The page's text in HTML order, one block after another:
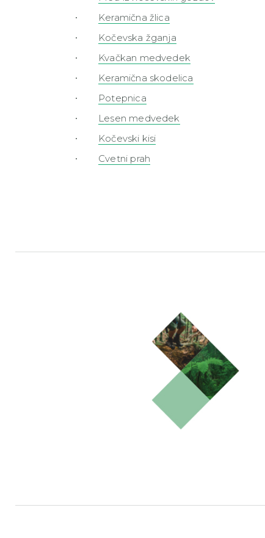
Keramična žlica
Kočevska žganja
Kvačkan medvedek
Keramična skodelica
Potepnica
Lesen medvedek
Kočevski kisi
Cvetni prah